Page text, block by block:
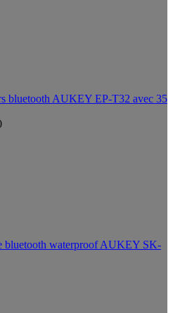
bluetooth AUKEY EP-T32 avec 35
bluetooth waterproof AUKEY SK-